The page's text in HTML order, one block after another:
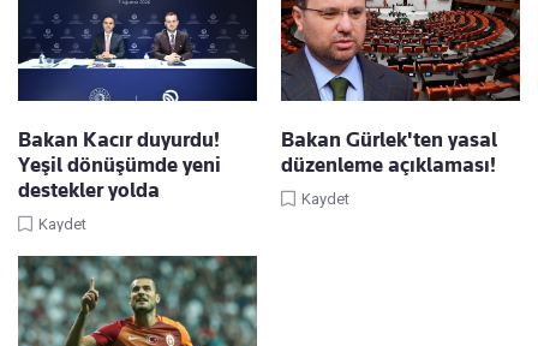
Bakan Kacır duyurdu!
Yeşil dönüşümde yeni
destekler yolda
Kaydet
Bakan Gürlek'ten yasal
düzenleme açıklaması!
Kaydet